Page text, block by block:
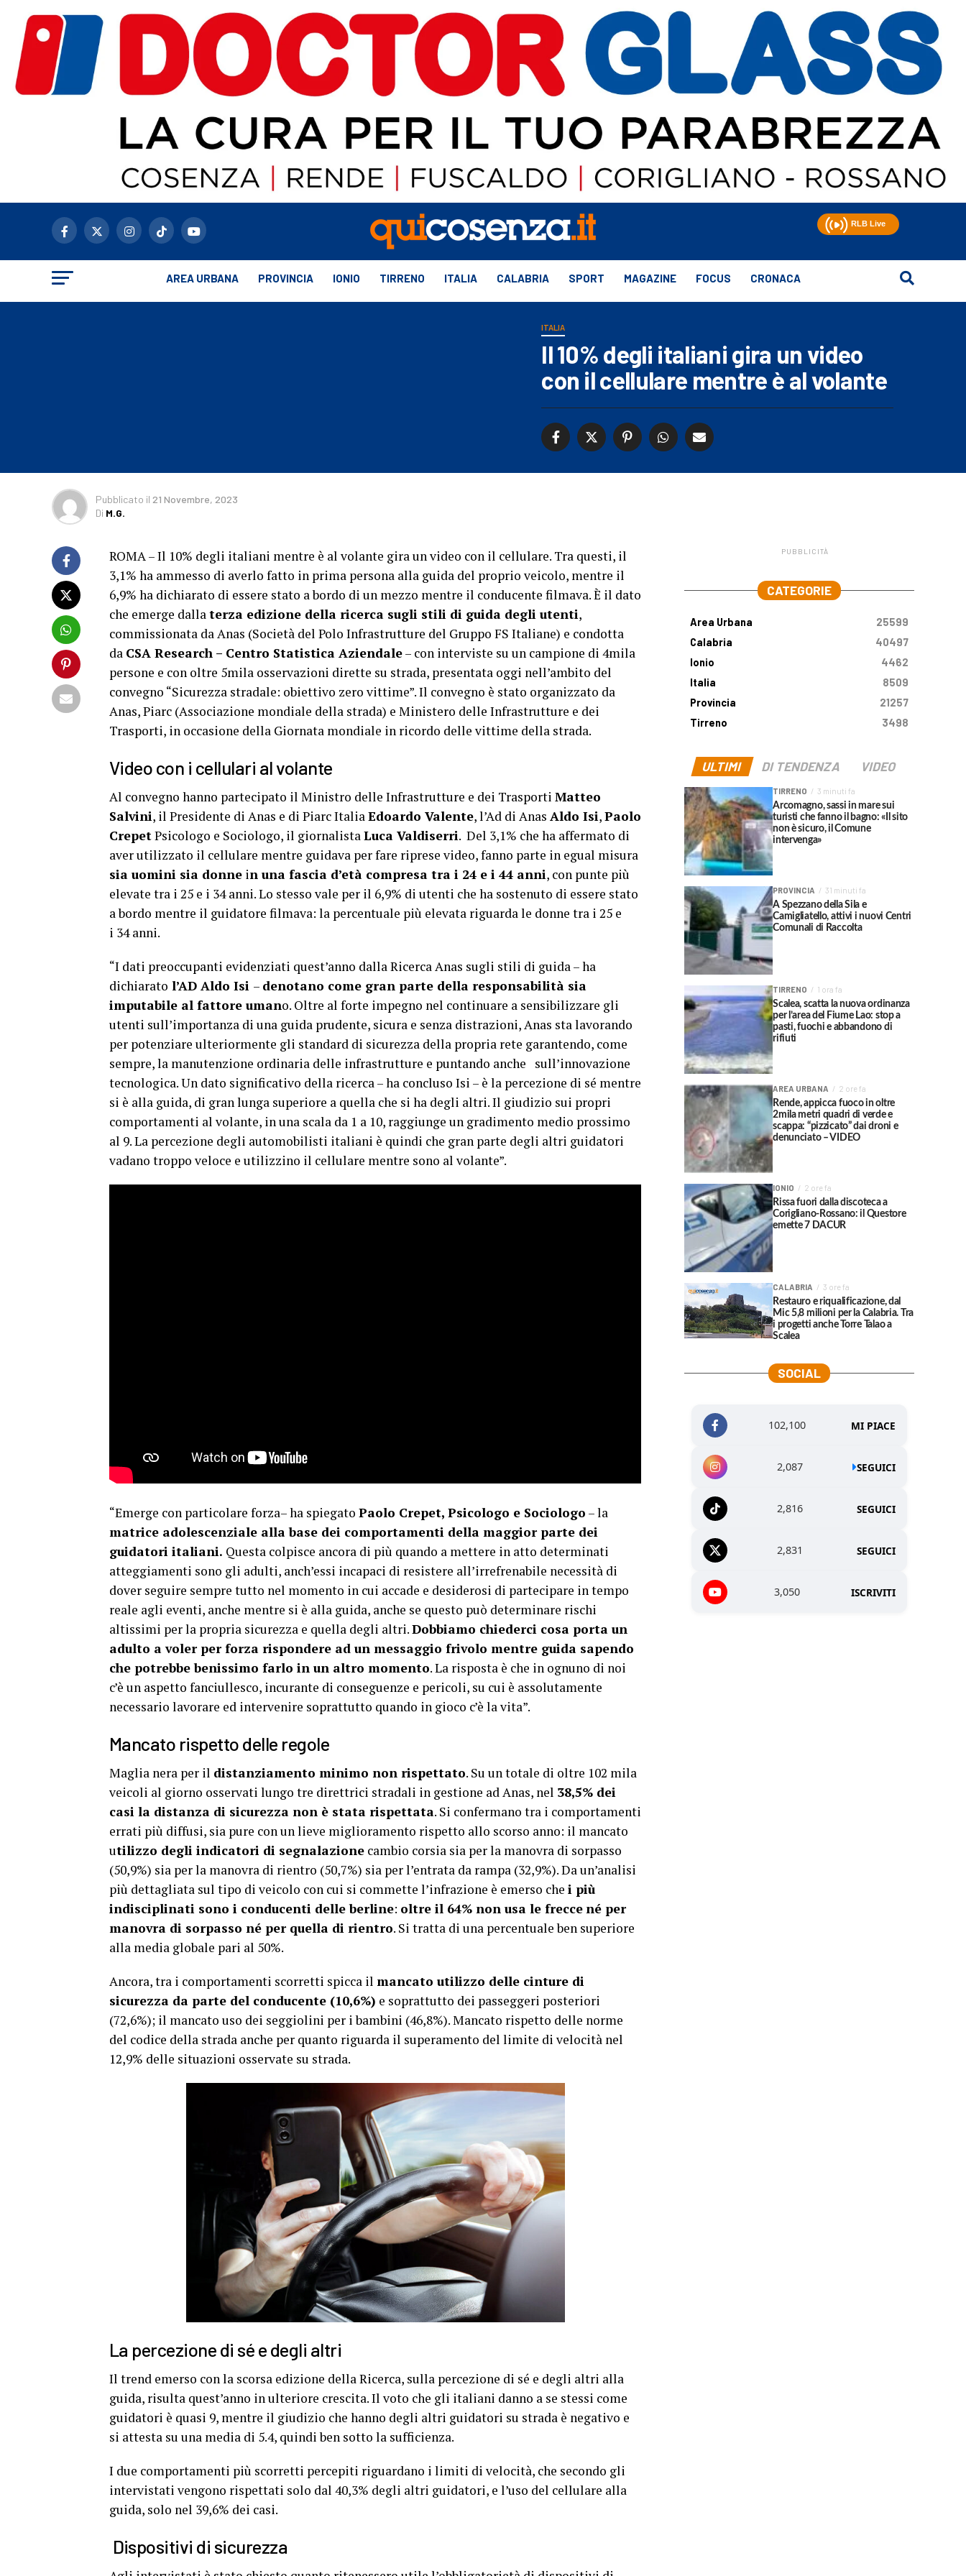
AREA URBANA PROVINCIA IONIO TIRRENO ITALIA CALABRIA SPORT MAGAZINE FOCUS CRONACA
ITALIA
Il 10% degli italiani gira un video
con il cellulare mentre è al volante
Pubblicato il 21 Novembre, 2023
Di M.G.
ROMA – Il 10% degli italiani mentre è al volante gira un video con il cellulare. Tra questi, il
3,1% ha ammesso di averlo fatto in prima persona alla guida del proprio veicolo, mentre il
6,9% ha dichiarato di essere stato a bordo di un mezzo mentre il conducente filmava. È il dato
che emerge dallaterza edizione della ricerca sugli stili di guida degli utenti,
commissionata da Anas (Società del Polo Infrastrutture del Gruppo FS Italiane) e condotta
da CSA Research – Centro Statistica Aziendale– con interviste su un campione di 4mila
persone e con oltre 5mila osservazioni dirette su strada, presentata oggi nell’ambito del
convegno “Sicurezza stradale: obiettivo zero vittime”. Il convegno è stato organizzato da
Anas, Piarc (Associazione mondiale della strada) e Ministero delle Infrastrutture e dei
Trasporti, in occasione della Giornata mondiale in ricordo delle vittime della strada.
Video con i cellulari al volante
Al convegno hanno partecipato il Ministro delle Infrastrutture e dei Trasporti Matteo
Salvini, il Presidente di Anas e di Piarc ItaliaEdoardo Valente, l’Ad di Anas Aldo Isi,Paolo
CrepetPsicologo e Sociologo, il giornalistaLuca Valdiserri. Del 3,1% che ha affermato di
aver utilizzato il cellulare mentre guidava per fare riprese video, fanno parte in egual misura
sia uomini sia donne in una fascia d’età compresa tra i 24 e i 44 anni, con punte più
elevate tra i 25 e i 34 anni. Lo stesso vale per il 6,9% di utenti che ha sostenuto di essere stato
a bordo mentre il guidatore filmava: la percentuale più elevata riguarda le donne tra i 25 e
i 34 anni.
“I dati preoccupanti evidenziati quest’anno dalla Ricerca Anas sugli stili di guida – ha
dichiarato l’AD Aldo Isi – denotano come gran parte della responsabilità sia
imputabile al fattore umano. Oltre al forte impegno nel continuare a sensibilizzare gli
utenti sull’importanza di una guida prudente, sicura e senza distrazioni, Anas sta lavorando
per potenziare ulteriormente gli standard di sicurezza della propria rete garantendo, come
sempre, la manutenzione ordinaria delle infrastrutture e puntando anche sull’innovazione
tecnologica. Un dato significativo della ricerca – ha concluso Isi – è la percezione di sé mentre
si è alla guida, di gran lunga superiore a quella che si ha degli altri. Il giudizio sui propri
comportamenti al volante, in una scala da 1 a 10, raggiunge un gradimento medio prossimo
al 9. La percezione degli automobilisti italiani è quindi che gran parte degli altri guidatori
vadano troppo veloce e utilizzino il cellulare mentre sono al volante”.
“Emerge con particolare forza– ha spiegato Paolo Crepet, Psicologo e Sociologo – la
matrice adolescenziale alla base dei comportamenti della maggior parte dei
guidatori italiani. Questa colpisce ancora di più quando a mettere in atto determinati
atteggiamenti sono gli adulti, anch’essi incapaci di resistere all’irrefrenabile necessità di
dover seguire sempre tutto nel momento in cui accade e desiderosi di partecipare in tempo
reale agli eventi, anche mentre si è alla guida, anche se questo può determinare rischi
altissimi per la propria sicurezza e quella degli altri.Dobbiamo chiederci cosa porta un
adulto a voler per forza rispondere ad un messaggio frivolo mentre guida sapendo
che potrebbe benissimo farlo in un altro momento. La risposta è che in ognuno di noi
c’è un aspetto fanciullesco, incurante di conseguenze e pericoli, su cui è assolutamente
necessario lavorare ed intervenire soprattutto quando in gioco c’è la vita”.
Mancato rispetto delle regole
Maglia nera per il distanziamento minimo non rispettato. Su un totale di oltre 102 mila
veicoli al giorno osservati lungo tre direttrici stradali in gestione ad Anas, nel 38,5% dei
casi la distanza di sicurezza non è stata rispettata. Si confermano tra i comportamenti
errati più diffusi, sia pure con un lieve miglioramento rispetto allo scorso anno: il mancato
utilizzo degli indicatori di segnalazione cambio corsia sia per la manovra di sorpasso
(50,9%) sia per la manovra di rientro (50,7%) sia per l’entrata da rampa (32,9%). Da un’analisi
più dettagliata sul tipo di veicolo con cui si commette l’infrazione è emerso che i più
indisciplinati sono i conducenti delle berline: oltre il 64% non usa le freccené per
manovra di sorpasso né per quella di rientro. Si tratta di una percentuale ben superiore
alla media globale pari al 50%.
Ancora, tra i comportamenti scorretti spicca il mancato utilizzo delle cinture di
sicurezza da parte del conducente (10,6%) e soprattutto dei passeggeri posteriori
(72,6%); il mancato uso dei seggiolini per i bambini (46,8%). Mancato rispetto delle norme
del codice della strada anche per quanto riguarda il superamento del limite di velocità nel
12,9% delle situazioni osservate su strada.
La percezione di sé e degli altri
Il trend emerso con la scorsa edizione della Ricerca, sulla percezione di sé e degli altri alla
guida, risulta quest’anno in ulteriore crescita. Il voto che gli italiani danno a se stessi come
guidatori è quasi 9, mentre il giudizio che hanno degli altri guidatori su strada è negativo e
si attesta su una media di 5.4, quindi ben sotto la sufficienza.
I due comportamenti più scorretti percepiti riguardano i limiti di velocità, che secondo gli
intervistati vengono rispettati solo dal 40,3% degli altri guidatori, e l’uso del cellulare alla
guida, solo nel 39,6% dei casi.
Dispositivi di sicurezza
PUBBLICITÀ
CATEGORIE
Area Urbana
25599
Calabria
40497
Ionio
4462
Italia
8509
Provincia
21257
Tirreno
3498
ULTIMI DI TENDENZA VIDEO
TIRRENO 3 minuti fa
Arcomagno, sassi in mare sui
turisti che fanno il bagno: «Il sito
non è sicuro, il Comune
intervenga»
PROVINCIA 31 minuti fa
A Spezzano della Sila e
Camigliatello, attivi i nuovi Centri
Comunali di Raccolta
TIRRENO 1 ora fa
Scalea, scatta la nuova ordinanza
per l’area del Fiume Lao: stop a
pasti, fuochi e abbandono di
rifiuti
AREA URBANA 2 ore fa
Rende, appicca fuoco in oltre
2mila metri quadri di verde e
scappa: “pizzicato” dai droni e
denunciato – VIDEO
IONIO 2 ore fa
Rissa fuori dalla discoteca a
Corigliano-Rossano: il Questore
emette 7 DACUR
CALABRIA 3 ore fa
Restauro e riqualificazione, dal
Mic 5,8 milioni per la Calabria. Tra
i progetti anche Torre Talao a
Scalea
SOCIAL
102,100 MI PIACE
2,087 SEGUICI
2,816 SEGUICI
2,831 SEGUICI
3,050 ISCRIVITI